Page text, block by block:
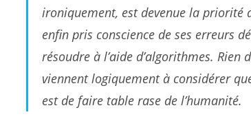
ironiquement, est devenue la priorité
enfin pris conscience de ses erreurs
résoudre à l’aide d’algorithmes. Rien
viennent logiquement à considérer
est de faire table rase de l’humanité.